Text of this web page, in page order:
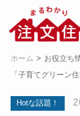
ホーム
お役立ち
「子育てグリーン
Hotな話題！